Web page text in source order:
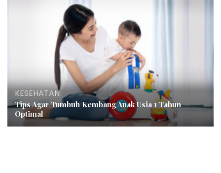
KESEHATAN
Tips Agar Tumbuh Kembang Anak Usia 1 Tahun
Optimal